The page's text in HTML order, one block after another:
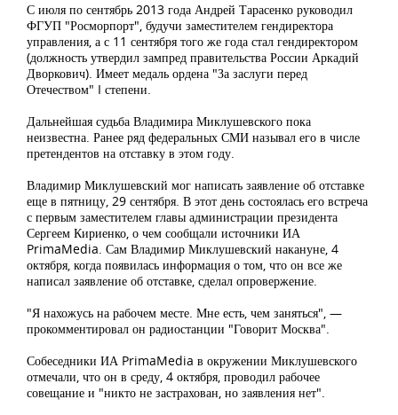
С июля по сентябрь 2013 года Андрей Тарасенко руководил
ФГУП "Росморпорт", будучи заместителем гендиректора
управления, а с 11 сентября того же года стал гендиректором
(должность утвердил зампред правительства России Аркадий
Дворкович). Имеет медаль ордена "За заслуги перед
Отечеством" I степени.
Дальнейшая судьба Владимира Миклушевского пока
неизвестна. Ранее ряд федеральных СМИ называл его в числе
претендентов на отставку в этом году.
Владимир Миклушевский мог написать заявление об отставке
еще в пятницу, 29 сентября. В этот день состоялась его встреча
с первым заместителем главы администрации президента
Сергеем Кириенко, о чем сообщали источники ИА
PrimaMedia. Сам Владимир Миклушевский накануне, 4
октября, когда появилась информация о том, что он все же
написал заявление об отставке, сделал опровержение.
"Я нахожусь на рабочем месте. Мне есть, чем заняться", —
прокомментировал он радиостанции "Говорит Москва".
Собеседники ИА PrimaMedia в окружении Миклушевского
отмечали, что он в среду, 4 октября, проводил рабочее
совещание и "никто не застрахован, но заявления нет".